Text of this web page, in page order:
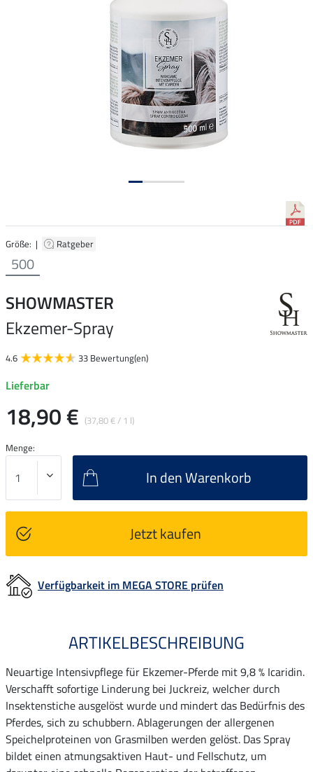
Größe: | Ratgeber
500
SHOWMASTER
Ekzemer-Spray
4.6 33 Bewertung(en)
Lieferbar
18,90 € (37,80 € / 1 l)
Menge:
In den Warenkorb
Jetzt kaufen
Verfügbarkeit im MEGA STORE prüfen
ARTIKELBESCHREIBUNG
Neuartige Intensivpflege für Ekzemer-Pferde mit 9,8 % Icaridin.
Verschafft sofortige Linderung bei Juckreiz, welcher durch
Insektenstiche ausgelöst wurde und mindert das Bedürfnis des
Pferdes, sich zu schubbern. Ablagerungen der allergenen
Speichelproteinen von Grasmilben werden gelöst. Das Spray
bildet einen atmungsaktiven Haut- und Fellschutz, um